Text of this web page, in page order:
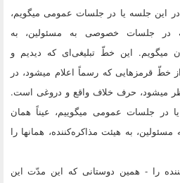
در این جلسه یا در جلسات عمومى میگویم،
در جلسات خصوصى به مسئولین، به
میگویم. این خطّ تبلیغى‌اى که دیدیم و
خطّ قرمزهایى که رسماً اعلام میشود، در
میشود، حرف خلاف واقع و دروغى است.
در جلسات عمومى میگوییم، عیناً همان
به هیئت مذاکره‌کننده، همانها را
را - همین دوستانى که این مدّت این